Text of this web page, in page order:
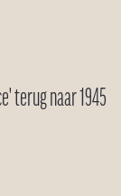
terug naar 1945